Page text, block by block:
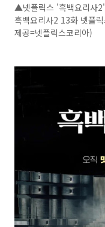
▲넷플릭스 '흑백요리사
흑백요리사2 13화 넷플
제공=넷플릭스코리아)